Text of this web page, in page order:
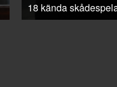
18 kända